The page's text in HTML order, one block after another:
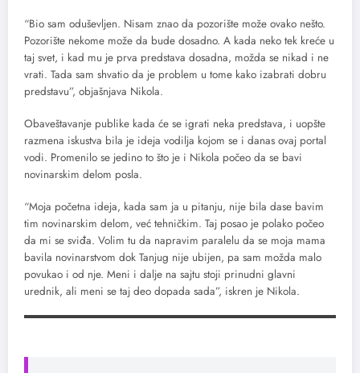
“Bio sam oduševljen. Nisam znao da pozorište može ovako nešto.
Pozorište nekome može da bude dosadno. A kada neko tek kreće u
taj svet, i kad mu je prva predstava dosadna, možda se nikad i ne
vrati. Tada sam shvatio da je problem u tome kako izabrati dobru
predstavu”, objašnjava Nikola.
Obaveštavanje publike kada će se igrati neka predstava, i uopšte
razmena iskustva bila je ideja vodilja kojom se i danas ovaj portal
vodi. Promenilo se jedino to što je i Nikola počeo da se bavi
novinarskim delom posla.
“Moja početna ideja, kada sam ja u pitanju, nije bila dase bavim
tim novinarskim delom, već tehničkim. Taj posao je polako počeo
da mi se sviđa. Volim tu da napravim paralelu da se moja mama
bavila novinarstvom dok Tanjug nije ubijen, pa sam možda malo
povukao i od nje. Meni i dalje na sajtu stoji prinudni glavni
urednik, ali meni se taj deo dopada sada”, iskren je Nikola.